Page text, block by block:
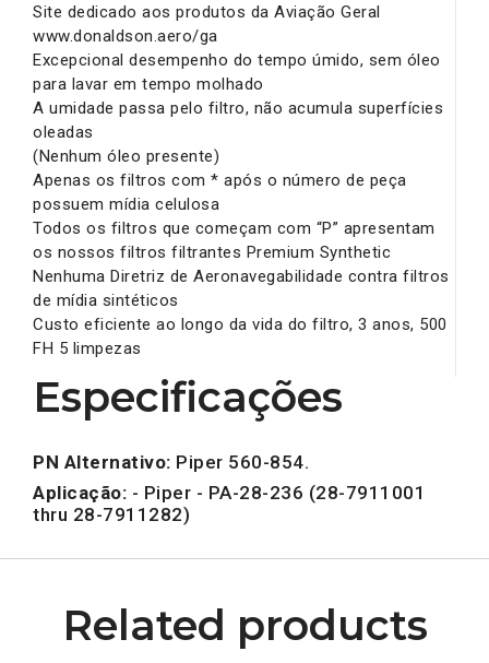
Site dedicado aos produtos da Aviação Geral
www.donaldson.aero/ga
Excepcional desempenho do tempo úmido, sem óleo
para lavar em tempo molhado
A umidade passa pelo filtro, não acumula superfícies
oleadas
(Nenhum óleo presente)
Apenas os filtros com * após o número de peça
possuem mídia celulosa
Todos os filtros que começam com “P” apresentam
os nossos filtros filtrantes Premium Synthetic
Nenhuma Diretriz de Aeronavegabilidade contra filtros
de mídia sintéticos
Custo eficiente ao longo da vida do filtro, 3 anos, 500
FH 5 limpezas
Especificações
PN Alternativo: Piper 560-854.
Aplicação: - Piper - PA-28-236 (28-7911001
thru 28-7911282)
Related products